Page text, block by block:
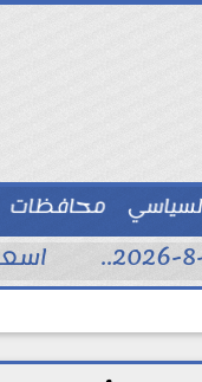
محافظات
اسعار